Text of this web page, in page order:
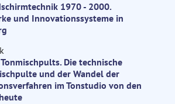
1970 - 2000.
und Innovationssysteme in
Die technische
und der Wandel der
im Tonstudio von den